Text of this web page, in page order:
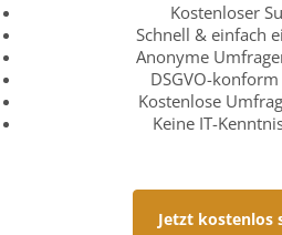
Kostenloser
Schnell & einfach
Anonyme
DSGVO-
Kostenlose
Keine IT-
Jetzt kostenlos